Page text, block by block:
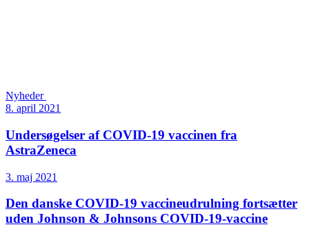
Nyheder
8. april 2021
Undersøgelser af COVID-19 vaccinen fra
AstraZeneca
3. maj 2021
Den danske COVID-19 vaccineudrulning fortsætter
uden Johnson & Johnsons COVID-19-vaccine